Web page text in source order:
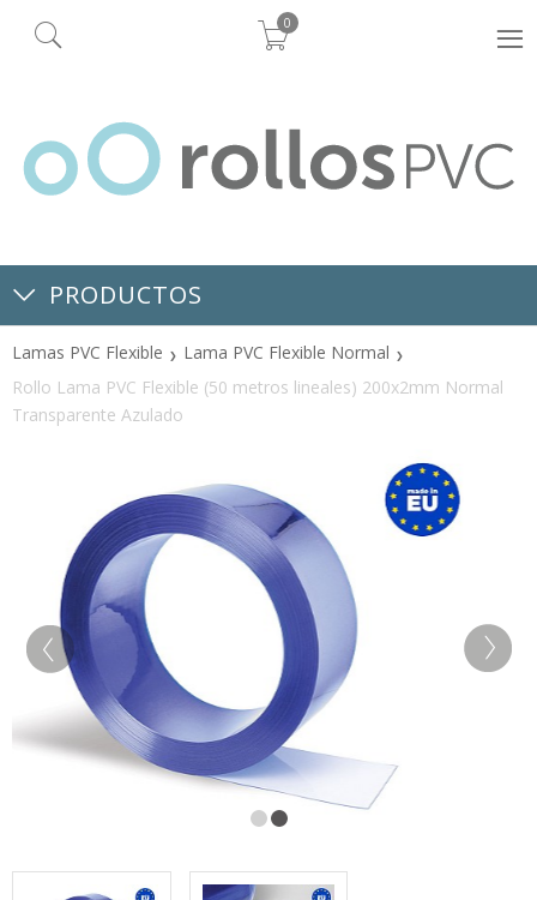
0
PRODUCTOS
Lamas PVC Flexible
Lama PVC Flexible Normal
Rollo Lama PVC Flexible (50 metros lineales) 200x2mm Normal
Transparente Azulado